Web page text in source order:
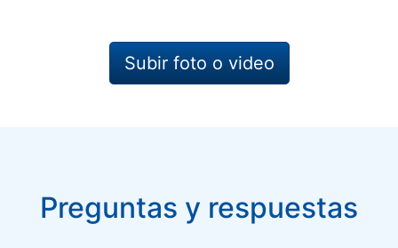
Subir foto o video
Preguntas y respuestas